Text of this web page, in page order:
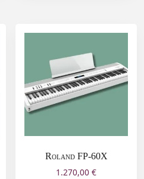
Roland FP-60X
1.270,00€